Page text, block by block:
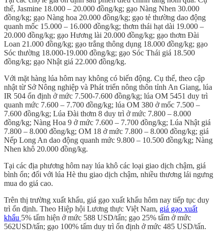
thể, Jasmine 18.000 – 20.000 đồng/kg; gạo Nàng Nhen 30.000
đồng/kg; gạo Nàng hoa 20.000 đồng/kg; gạo tẻ thường dao động
quanh mốc 15.000 – 16.000 đồng/kg; thơm thái hạt dài 19.000 –
20.000 đồng/kg; gạo Hương lài 20.000 đồng/kg; gạo thơm Đài
Loan 21.000 đồng/kg; gạo trắng thông dụng 18.000 đồng/kg; gạo
Sóc thường 18.000-19.000 đồng/kg; gạo Sóc Thái giá 18.500
đồng/kg; gạo Nhật giá 22.000 đồng/kg.
Với mặt hàng lúa hôm nay không có biến động. Cụ thể, theo cập
nhật từ Sở Nông nghiệp và Phát triển nông thôn tỉnh An Giang, lúa
IR 504 ổn định ở mức 7.500-7.600 đồng/kg; lúa OM 5451 duy trì
quanh mức 7.600 – 7.700 đồng/kg; lúa OM 380 ở mốc 7.500 –
7.600 đồng/kg; Lúa Đài thơm 8 duy trì ở mức 7.800 – 8.000
đồng/kg; Nàng Hoa 9 ở mức 7.600 – 7.700 đồng/kg; Lúa Nhật giá
7.800 – 8.000 đồng/kg; OM 18 ở mức 7.800 – 8.000 đồng/kg; giá
Nếp Long An dao động quanh mức 9.800 – 10.500 đồng/kg; Nàng
Nhen khô 20.000 đồng/kg.
Tại các địa phương hôm nay lúa khô các loại giao dịch chậm, giá
bình ổn; đối với lúa Hè thu giao dịch chậm, nhiều thương lái ngưng
mua do giá cao.
Trên thị trường xuất khẩu, giá gạo xuất khẩu hôm nay tiếp tục duy
trì ổn định. Theo Hiệp hội Lương thực Việt Nam, giá gạo xuất
khẩu 5% tấm hiện ở mức 588 USD/tấn; gạo 25% tấm ở mức
562USD/tấn; gạo 100% tấm duy trì ổn định ở mức 485 USD/tấn.